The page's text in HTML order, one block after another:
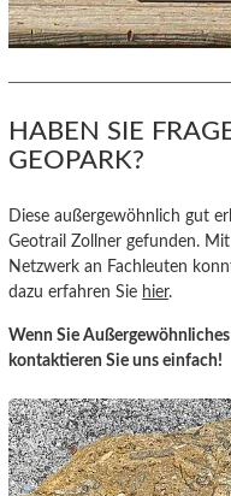
HABEN SIE
GEOPARK?
Diese außergewöhnlich gut
Geotrail Zollner gefunden.
Netzwerk an Fachleuten
dazu erfahren Sie hier.
Wenn Sie
kontaktieren Sie uns einfach!